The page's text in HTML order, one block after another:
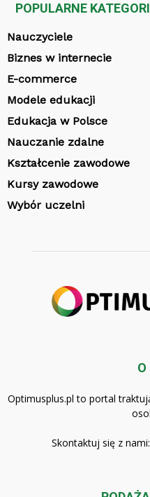
POPULARNE
Nauczyciele
Biznes w internecie
E-commerce
Modele edukacji
Edukacja w Polsce
Nauczanie zdalne
Kształcenie zawodowe
Kursy zawodowe
Wybór uczelni
O
Optimusplus.pl to portal
Skontaktuj się z nami: